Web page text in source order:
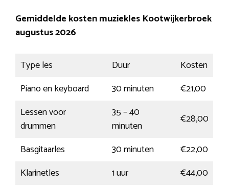
Gemiddelde kosten muziekles Kootwijkerbroek
augustus 2026
Type les Duur
Kosten
Piano en keyboard
30 minuten
€21,00
Lessen voor
drummen
35 – 40
minuten
€28,00
Basgitaarles
30 minuten
€22,00
Klarinetles
1 uur €44,00